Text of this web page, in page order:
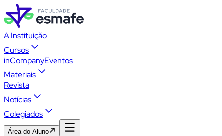
A Instituição
Cursos
inCompanyEventos
Materiais
Revista
Notícias
Colegiados
Área do Aluno